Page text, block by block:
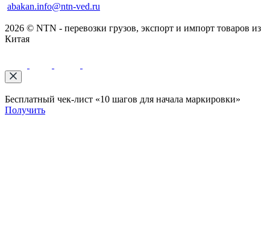
abakan.info@ntn-ved.ru
2026 © NTN - перевозки грузов, экспорт и импорт товаров из
Китая
Бесплатный чек-лист «10 шагов для начала маркировки»
Получить